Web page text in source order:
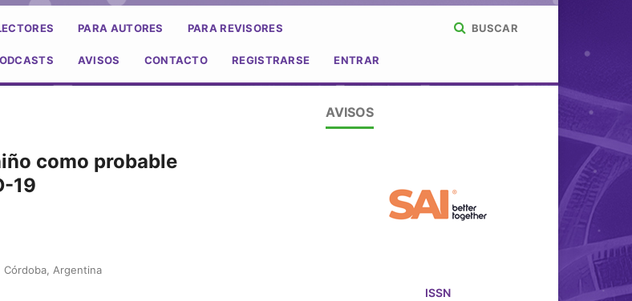
PARA AUTORES PARA REVISORES
AVISOS CONTACTO REGISTRARSE ENTRAR
BUSCAR
como probable
19
Córdoba, Argentina
AVISOS
ISSN